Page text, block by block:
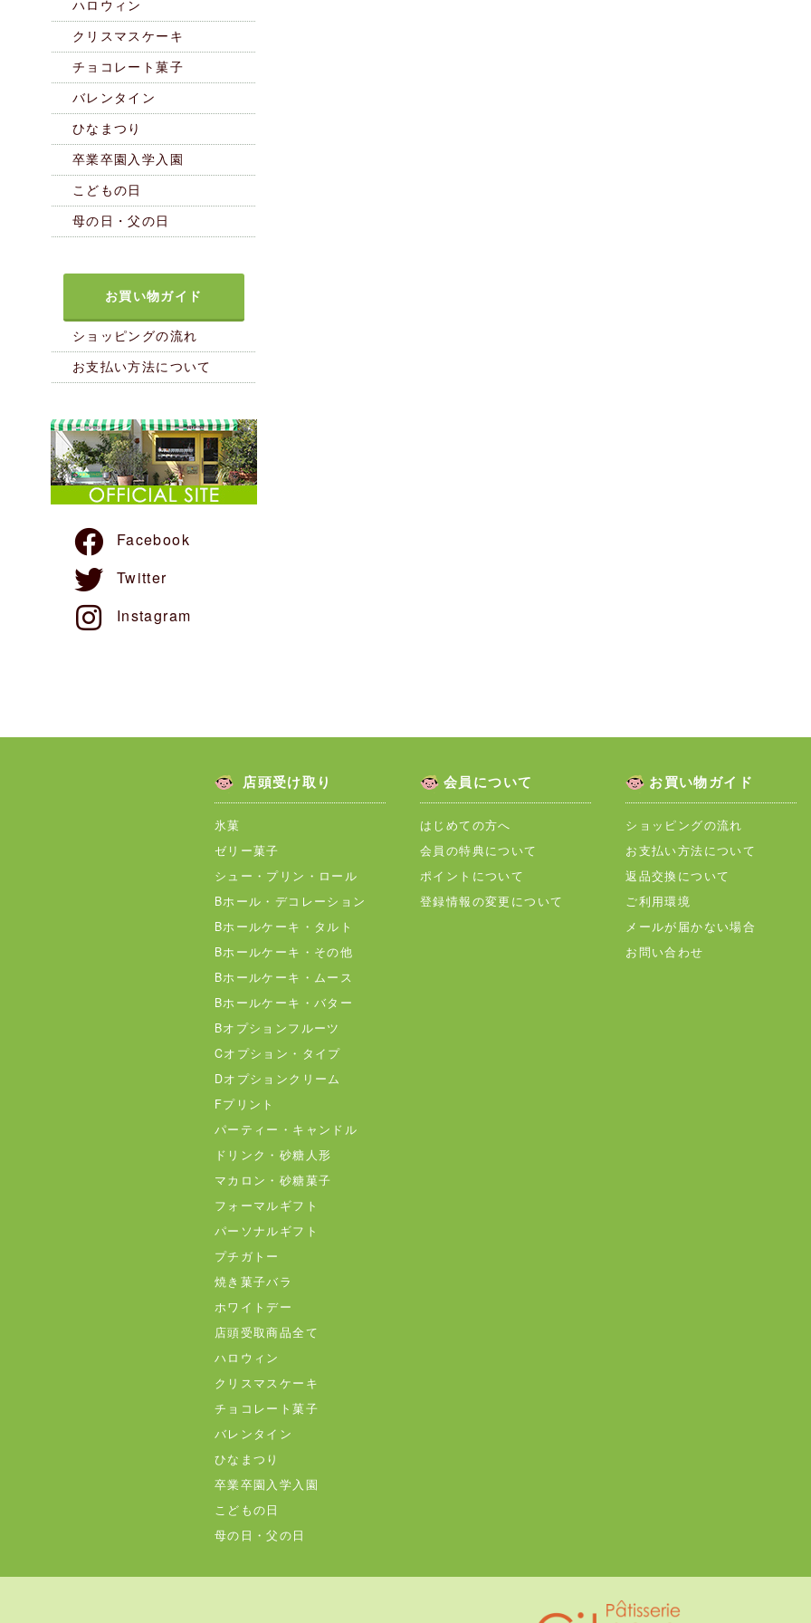
ハロウィン
クリスマスケーキ
チョコレート菓子
バレンタイン
ひなまつり
卒業卒園入学入園
こどもの日
母の日・父の日
お買い物ガイド
ショッピングの流れ
お支払い方法について
Facebook
Twitter
Instagram
店頭受け取り
氷菓
ゼリー菓子
シュー・プリン・ロール
Bホール・デコレーション
Bホールケーキ・タルト
Bホールケーキ・その他
Bホールケーキ・ムース
Bホールケーキ・バター
Bオプションフルーツ
Cオプション・タイプ
Dオプションクリーム
Fプリント
パーティー・キャンドル
ドリンク・砂糖人形
マカロン・砂糖菓子
フォーマルギフト
パーソナルギフト
プチガトー
焼き菓子バラ
ホワイトデー
店頭受取商品全て
ハロウィン
クリスマスケーキ
チョコレート菓子
バレンタイン
ひなまつり
卒業卒園入学入園
こどもの日
母の日・父の日
会員について
はじめての方へ
会員の特典について
ポイントについて
登録情報の変更について
お買い物ガイド
ショッピングの流れ
お支払い方法について
返品交換について
ご利用環境
メールが届かない場合
お問い合わせ